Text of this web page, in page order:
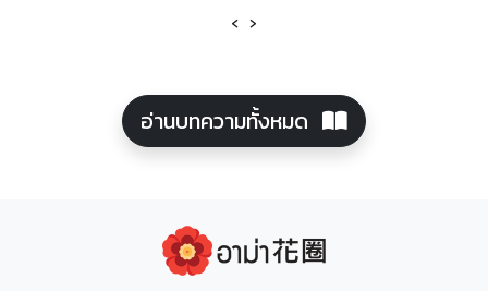
‹ ›
อ่านบทความทั้งหมด